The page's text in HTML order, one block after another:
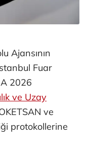
Ajansının
Fuar
2026
ve Uzay
ve
protokollerine